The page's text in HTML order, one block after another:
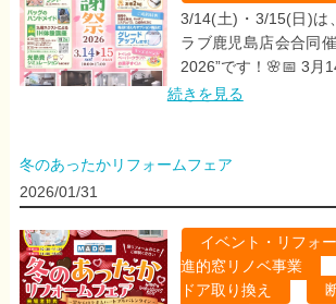
3/14(土)・3/15(日)は
ラブ鹿児島店会合同
2026”です！🌸📅 3月
続きを見る
冬のあったかリフォームフェア
2026/01/31
イベント・リフォ
進的窓リノベ事業
ドア取り換え